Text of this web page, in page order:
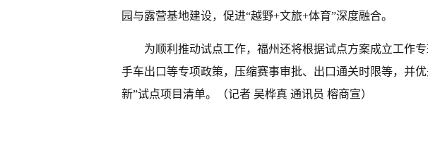
园与露营基地建设，促进“越野+文旅+体育”深度融合。
为顺利推动试点工作，福州还将根据试点方案成立工作
手车出口等专项政策，压缩赛事审批、出口通关时限等，并
新”试点项目清单。（记者 吴桦真 通讯员 榕商宣）